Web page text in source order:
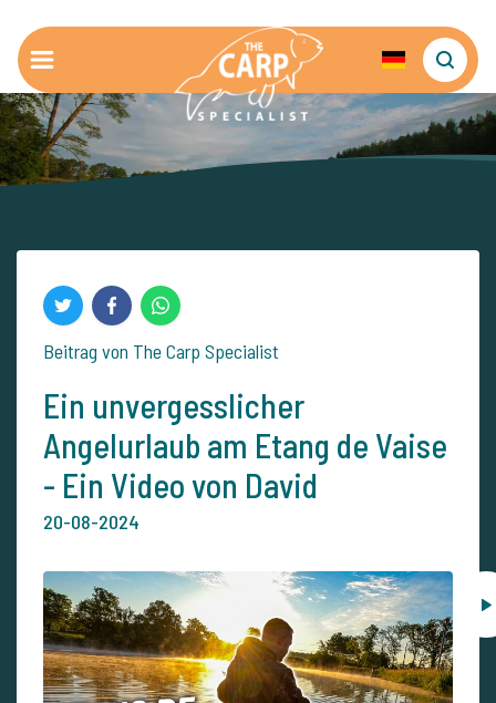
Beitrag von The Carp Specialist
Ein unvergesslicher
Angelurlaub am Etang de Vaise
- Ein Video von David
20-08-2024